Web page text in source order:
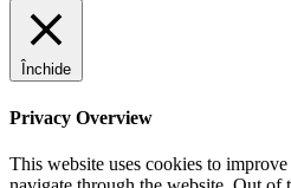
Închide
Privacy Overview
This website uses cookies to